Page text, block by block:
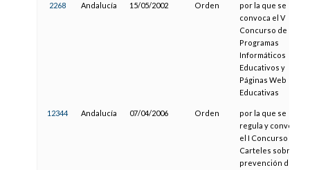
2268 Andalucía 15/05/2002 Orden
por la que se
convoca el V
Concurso de
Programas
Informáticos
Educativos y
Páginas Web
Educativas
12344 Andalucía 07/04/2006 Orden
por la que se
regula y convoca
el I Concurso de
Carteles sobre la
prevención de